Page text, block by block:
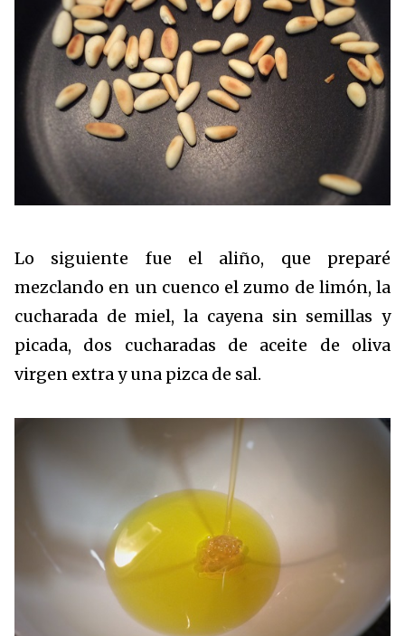
Lo siguiente fue el aliño, que preparé
mezclando en un cuenco el zumo de limón, la
cucharada de miel, la cayena sin semillas y
picada, dos cucharadas de aceite de oliva
virgen extra y una pizca de sal.